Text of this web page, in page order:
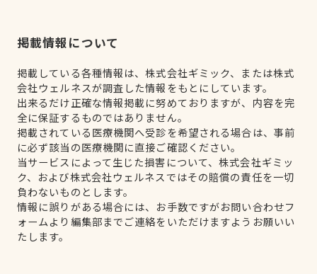
掲載情報について
掲載している各種情報は、株式会社ギミック、または株式
会社ウェルネスが調査した情報をもとにしています。
出来るだけ正確な情報掲載に努めておりますが、内容を完
全に保証するものではありません。
掲載されている医療機関へ受診を希望される場合は、事前
に必ず該当の医療機関に直接ご確認ください。
当サービスによって生じた損害について、株式会社ギミッ
ク、および株式会社ウェルネスではその賠償の責任を一切
負わないものとします。
情報に誤りがある場合には、お手数ですがお問い合わせフ
ォームより編集部までご連絡をいただけますようお願いい
たします。